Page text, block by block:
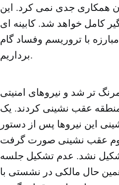
همکاری جدی نمی کرد. این
کامل خواهد شد. کابینه ای
با تروریسم وفساد گام
برداریم.
تر شد و نیروهای امنیتی
عقب نشینی کردند. یک
این نیروها پس از دستور
نشد. عدم تشکیل جلسه
حال مالکی در نشستی با